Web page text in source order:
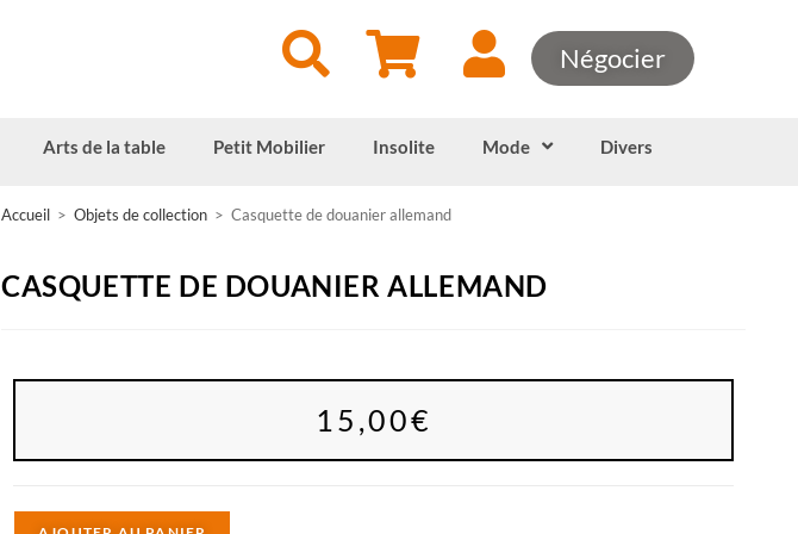
Négocier
Arts de la table Petit Mobilier Insolite Mode Divers
Accueil > Objets de collection > Casquette de douanier allemand
CASQUETTE DE DOUANIER ALLEMAND
15,00€